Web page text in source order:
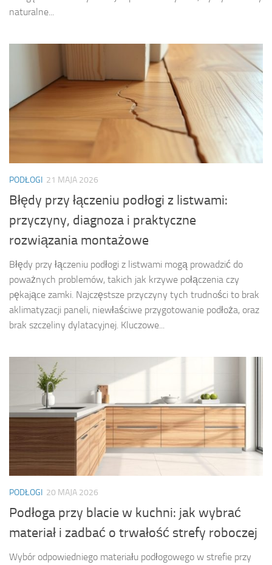
naturalne...
PODŁOGI 21 MAJA 2026
Błędy przy łączeniu podłogi z listwami:
przyczyny, diagnoza i praktyczne
rozwiązania montażowe
Błędy przy łączeniu podłogi z listwami mogą prowadzić do
poważnych problemów, takich jak krzywe połączenia czy
pękające zamki. Najczęstsze przyczyny tych trudności to brak
aklimatyzacji paneli, niewłaściwe przygotowanie podłoża, oraz
brak szczeliny dylatacyjnej. Kluczowe...
PODŁOGI 20 MAJA 2026
Podłoga przy blacie w kuchni: jak wybrać
materiał i zadbać o trwałość strefy roboczej
Wybór odpowiedniego materiału podłogowego w strefie przy